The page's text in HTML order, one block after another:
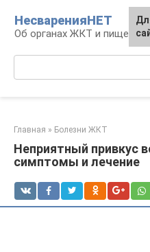
контенту
НесваренияНЕТ
Об органах ЖКТ и
Главная » Болезни ЖКТ
Неприятный привкус
симптомы и лечение